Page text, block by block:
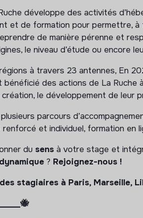
développe des activités
et de formation pour permettre,
de manière pérenne et
le niveau d’étude ou encore
à travers 23 antennes, En
bénéficié des actions de La
le développement de leur
parcours
et individuel, formation en
du sens à votre stage et
? Rejoignez-nous !
stagiaires à Paris, Marseille,